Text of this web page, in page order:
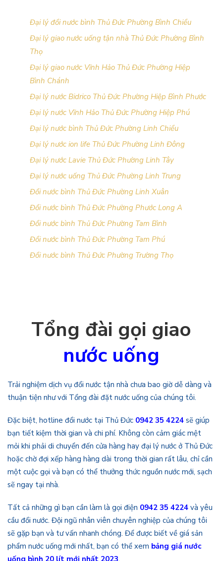
Đại lý đổi nước bình Thủ Đức Phường Bình Chiểu
Đại lý giao nước uống tận nhà Thủ Đức Phường Bình
Thọ
Đại lý giao nước Vĩnh Hảo Thủ Đức Phường Hiệp
Bình Chánh
Đại lý nước Bidrico Thủ Đức Phường Hiệp Bình Phước
Đại lý nước Vĩnh Hảo Thủ Đức Phường Hiệp Phú
Đại lý nước bình Thủ Đức Phường Linh Chiểu
Đại lý nước ion life Thủ Đức Phường Linh Đông
Đại lý nước Lavie Thủ Đức Phường Linh Tây
Đại lý nước uống Thủ Đức Phường Linh Trung
Đổi nước bình Thủ Đức Phường Linh Xuân
Đổi nước bình Thủ Đức Phường Phước Long A
Đổi nước bình Thủ Đức Phường Tam Bình
Đổi nước bình Thủ Đức Phường Tam Phú
Đổi nước bình Thủ Đức Phường Trường Thọ
Tổng đài gọi giao
nước uống
Trải nghiệm dịch vụ đổi nước tận nhà chưa bao giờ dễ dàng và
thuận tiện như với Tổng đài đặt nước uống của chúng tôi.
Đặc biệt, hotline đổi nước tại Thủ Đức 0942 35 4224 sẽ giúp
bạn tiết kiệm thời gian và chi phí. Không còn cảm giác mệt
mỏi khi phải di chuyển đến cửa hàng hay đại lý nước ở Thủ Đức
hoặc chờ đợi xếp hàng hàng dài trong thời gian rất lâu, chỉ cần
một cuộc gọi và bạn có thể thưởng thức nguồn nước mới, sạch
sẽ ngay tại nhà.
Tất cả những gì bạn cần làm là gọi điện 0942 35 4224 và yêu
cầu đổi nước. Đội ngũ nhân viên chuyên nghiệp của chúng tôi
sẽ gặp bạn và tư vấn nhanh chóng. Để được biết về giá sản
phẩm nước uống mới nhất, bạn có thể xem bảng giá nước
uống bình 20 lít mới nhất 2023.